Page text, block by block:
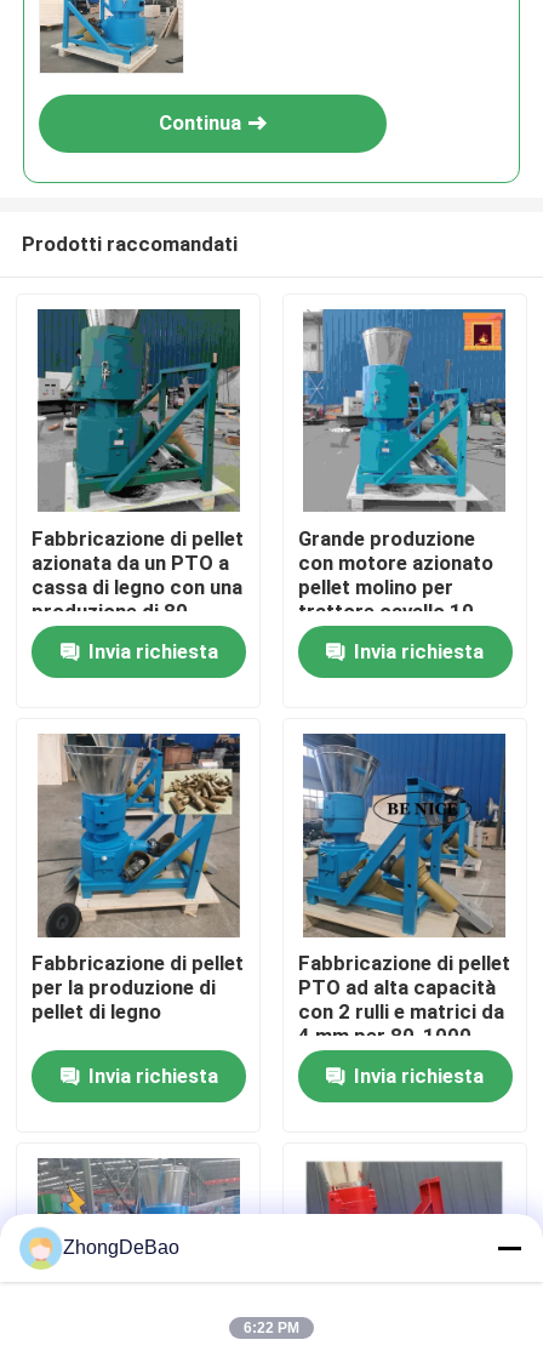
Casa
Mostra VR
Chi siamo
Fatory Tour
Contattaci
Richiedere un preventivo
Macchina del mulino della pallina
Fabbricazione di pellet di legno
Continua
Prodotti raccomandati
Fabbricazione di pellet
azionata da un PTO a
cassa di legno con una
produzione di 80-
1000 kg/h per la
produzione di pellet di
legno
Invia richiesta
Grande produzione
con motore azionato
pellet molino per
trattore cavallo 10-
80hp
Invia richiesta
Fabbricazione di pellet
per la produzione di
pellet di legno
Invia richiesta
Fabbricazione di pellet
PTO ad alta capacità
con 2 rulli e matrici da
4 mm per 80-1000
kg/h
Invia richiesta
ZhongDeBao
6:22 PM